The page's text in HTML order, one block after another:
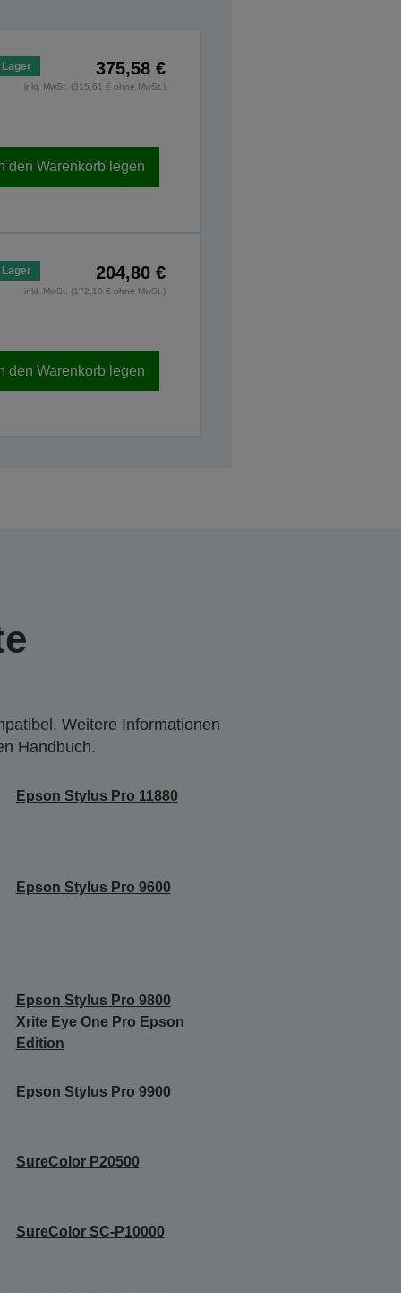
375,58 €
inkl. MwSt. (315,61 € ohne MwSt.)
den Warenkorb legen
204,80 €
inkl. MwSt. (172,10 € ohne MwSt.)
den Warenkorb legen
Weitere Informationen
Handbuch.
Epson Stylus Pro 11880
Epson Stylus Pro 9600
Epson Stylus Pro 9800
Xrite Eye One Pro Epson
Edition
Epson Stylus Pro 9900
SureColor P20500
SureColor SC-P10000